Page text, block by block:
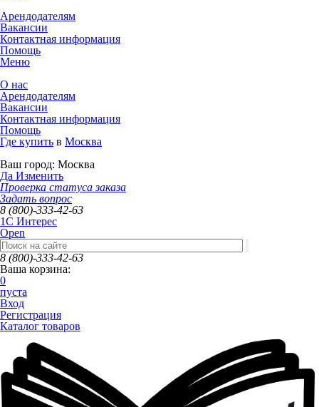
Арендодателям
Вакансии
Контактная информация
Помощь
Меню
О нас
Арендодателям
Вакансии
Контактная информация
Помощь
Где купить в Москва
Ваш город: Москва
Да Изменить
Проверка статуса заказа
Задать вопрос
8 (800)-333-42-63
1C Интерес
Open
8 (800)-333-42-63
Ваша корзина:
0
пуста
Вход
Регистрация
Каталог товаров